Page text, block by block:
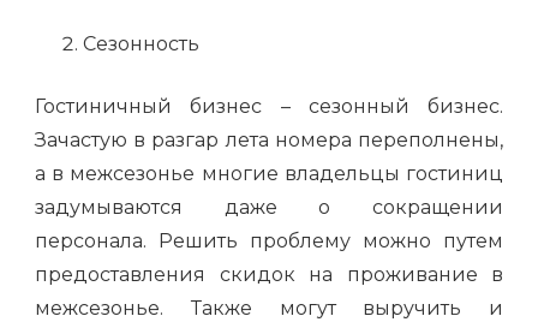
Сезонность
Гостиничный бизнес – сезонный бизнес.
Зачастую в разгар лета номера переполнены,
а в межсезонье многие владельцы гостиниц
задумываются даже о сокращении
персонала. Решить проблему можно путем
предоставления скидок на проживание в
межсезонье. Также могут выручить и